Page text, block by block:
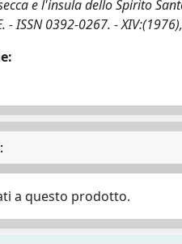
e l'insula dello Spirito
- ISSN 0392-0267. -
a questo prodotto.